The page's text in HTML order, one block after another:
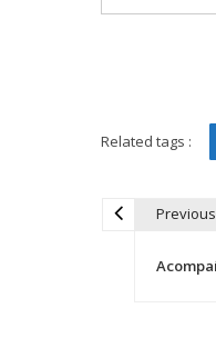
Related tags :